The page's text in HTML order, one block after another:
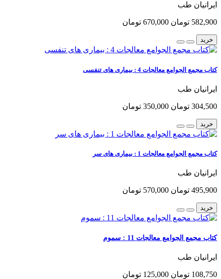
ایرانیان طب
582,900 تومان 670,000 تومان
خرید
کتاب مجمع الجوامع معالجات 4 : بیماری های تنفسی
ایرانیان طب
304,500 تومان 350,000 تومان
خرید
کتاب مجمع الجوامع معالجات 1 : بیماری های سر
ایرانیان طب
495,900 تومان 570,000 تومان
خرید
کتاب مجمع الجوامع معالجات 11 : سموم
ایرانیان طب
108,750 تومان 125,000 تومان